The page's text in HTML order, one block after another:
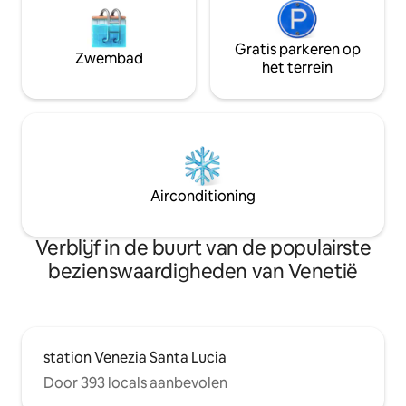
Zwembad
Gratis parkeren op
het terrein
Airconditioning
Verblijf in de buurt van de populairste
bezienswaardigheden van Venetië
station Venezia Santa Lucia
Door 393 locals aanbevolen